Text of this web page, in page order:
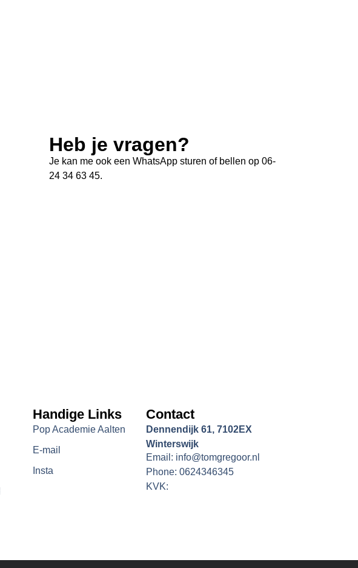
Heb je vragen?
Je kan me ook een WhatsApp sturen of bellen op 06-
24 34 63 45.
Handige Links
Pop Academie Aalten
E-mail
Insta
Contact
Dennendijk 61, 7102EX
Winterswijk
Email: info@tomgregoor.nl
Phone: 0624346345
KVK: